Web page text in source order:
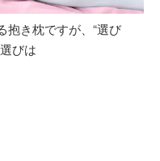
抱き枕ですが、“選び
びは